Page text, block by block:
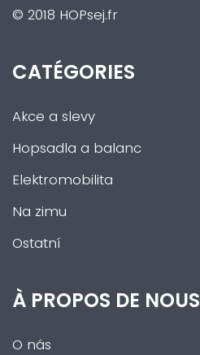
© 2018 HOPsej.fr
CATÉGORIES
Akce a slevy
Hopsadla a balanc
Elektromobilita
Na zimu
Ostatní
À PROPOS DE NOUS
O nás